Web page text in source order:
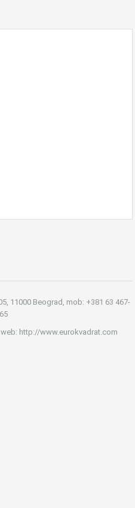
11000 Beograd, mob: +381 63 467-
http://www.eurokvadrat.com